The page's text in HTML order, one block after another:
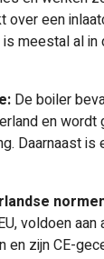
over een
meestal al
De boiler
en
Daarnaast is
voldoen
en zijn CE-